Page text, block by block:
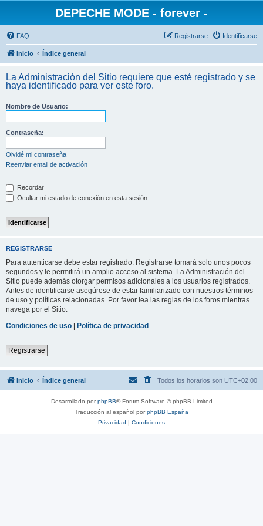
DEPECHE MODE - forever -
FAQ Identificarse
Registrarse
Inicio Índice general
La Administración del Sitio requiere que esté registrado y se
haya identificado para ver este foro.
Nombre de Usuario:
Contraseña:
Olvidé mi contraseña
Reenviar email de activación
Recordar
Ocultar mi estado de conexión en esta sesión
REGISTRARSE
Para autenticarse debe estar registrado. Registrarse tomará solo unos pocos
segundos y le permitirá un amplio acceso al sistema. La Administración del
Sitio puede además otorgar permisos adicionales a los usuarios registrados.
Antes de identificarse asegúrese de estar familiarizado con nuestros términos
de uso y políticas relacionadas. Por favor lea las reglas de los foros mientras
navega por el Sitio.
Condiciones de uso | Política de privacidad
Registrarse
Inicio Índice general Todos los horarios son UTC+02:00
Desarrollado porphpBB® Forum Software © phpBB Limited
Traducción al español porphpBB España
Privacidad | Condiciones